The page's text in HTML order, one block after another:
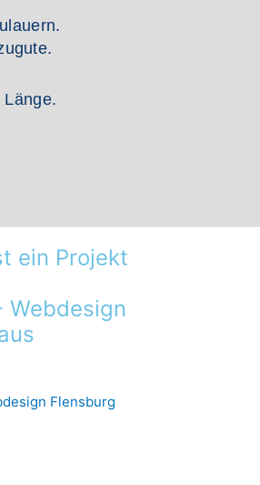
ein Projekt
Webdesign